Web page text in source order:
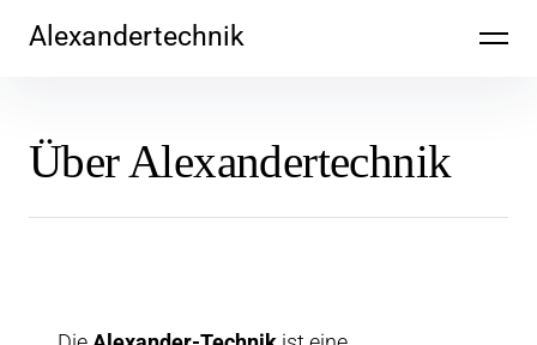
überspringen
Alexandertechnik
Über Alexandertechnik